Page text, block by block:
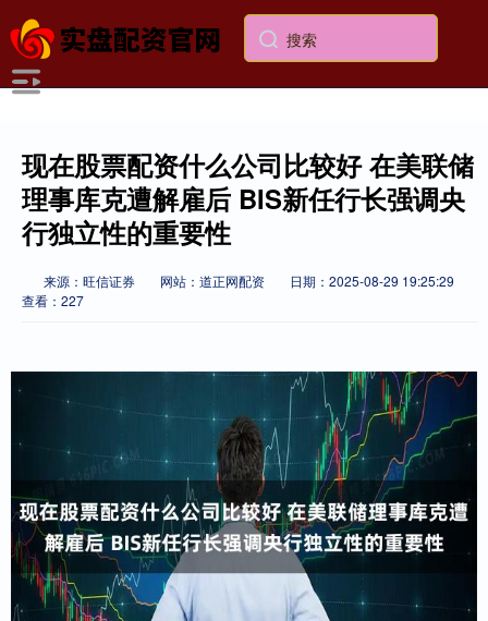
现在股票配资什么公司比较好 在美联储
理事库克遭解雇后 BIS新任行长强调央
行独立性的重要性
来源：旺信证券 网站：道正网配资
日期：2025-08-29 19:25:29
查看：227